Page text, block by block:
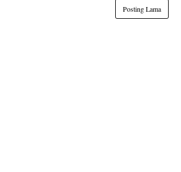
Posting Lama